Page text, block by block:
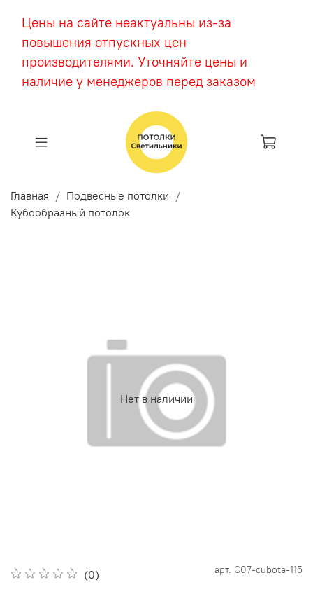
Цены на сайте неактуальны из-за
повышения отпускных цен
производителями. Уточняйте цены и
наличие у менеджеров перед заказом
Главная
Подвесные потолки
Кубообразный потолок
Нет в наличии
(0) арт. С07-cubota-115